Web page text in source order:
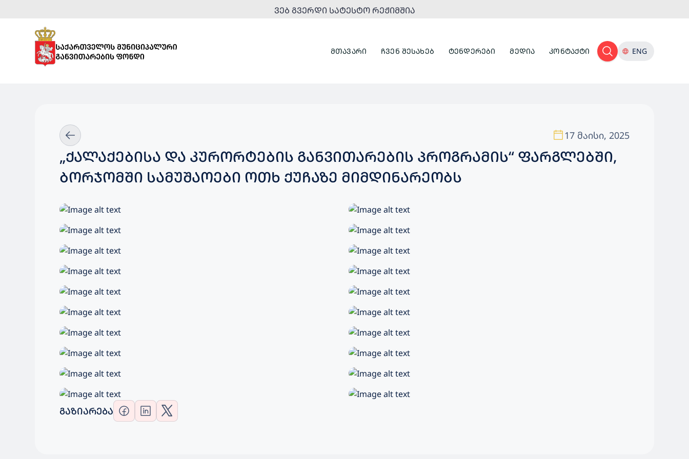
ᲕᲔᲑ ᲒᲕᲔᲠᲓᲘ ᲡᲐᲢᲔᲡᲢᲝ ᲠᲔᲟᲘᲛᲨᲘᲐ
ᲛᲗᲐᲕᲐᲠᲘ ᲩᲕᲔᲜ ᲨᲔᲡᲐᲮᲔᲑ ᲢᲔᲜᲓᲔᲠᲔᲑᲘ ᲛᲔᲓᲘᲐ ᲙᲝᲜᲢᲐᲥᲢᲘ ENG
17 მაისი, 2025
„ᲥᲐᲚᲐᲥᲔᲑᲘᲡᲐ ᲓᲐ ᲙᲣᲠᲝᲠᲢᲔᲑᲘᲡ ᲒᲐᲜᲕᲘᲗᲐᲠᲔᲑᲘᲡ ᲞᲠᲝᲒᲠᲐᲛᲘᲡ“ ᲤᲐᲠᲒᲚᲔᲑᲨᲘ,
ᲑᲝᲠᲯᲝᲛᲨᲘ ᲡᲐᲛᲣᲨᲐᲝᲔᲑᲘ ᲝᲗᲮ ᲥᲣᲩᲐᲖᲔ ᲛᲘᲛᲓᲘᲜᲐᲠᲔᲝᲑᲡ
ᲒᲐᲖᲘᲐᲠᲔᲑᲐ